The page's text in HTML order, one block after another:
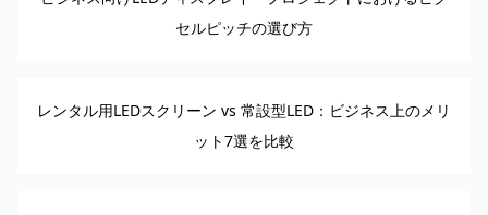
セルピッチの選び方
レンタル用LEDスクリーン vs 常設型LED：ビジネス上のメリ
ット7選を比較